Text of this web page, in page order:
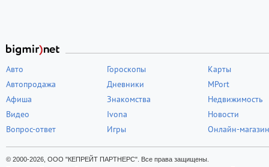
Авто
Автопродажа
Афиша
Видео
Вопрос-ответ
Гороскопы
Дневники
Знакомства
Ivona
Игры
Карты
MPort
Недвижимость
Новости
Онлайн-магазин
© 2000-2026, ООО "КЕПРЕЙТ ПАРТНЕРС". Все права защищены.